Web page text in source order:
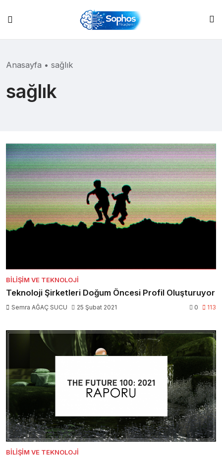
content
Anasayfa • sağlık
sağlık
BILIŞIM VE TEKNOLOJI
Teknoloji Şirketleri Doğum Öncesi Profil Oluşturuyor
Semra AĞAÇ SUCU 25 Şubat 2021 0 113
BILIŞIM VE TEKNOLOJI